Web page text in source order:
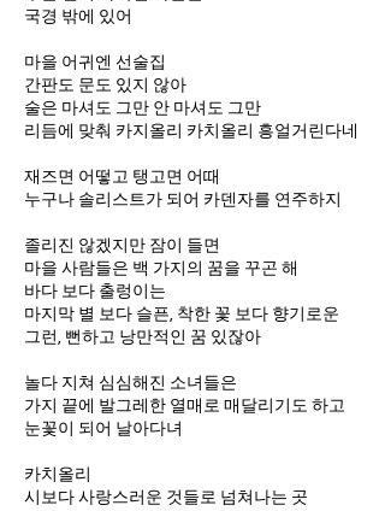
국경 밖에 있어
마을 어귀엔 선술집
간판도 문도 있지 않아
술은 마셔도 그만 안 마셔도 그만
리듬에 맞춰 카지올리 카치올리 흥얼거린다네
재즈면 어떻고 탱고면 어때
누구나 솔리스트가 되어 카덴자를 연주하지
졸리진 않겠지만 잠이 들면
마을 사람들은 백 가지의 꿈을 꾸곤 해
바다 보다 출렁이는
마지막 별 보다 슬픈, 착한 꽃 보다 향기로운
그런, 뻔하고 낭만적인 꿈 있잖아
놀다 지쳐 심심해진 소녀들은
가지 끝에 발그레한 열매로 매달리기도 하고
눈꽃이 되어 날아다녀
카치올리
시보다 사랑스러운 것들로 넘쳐나는 곳